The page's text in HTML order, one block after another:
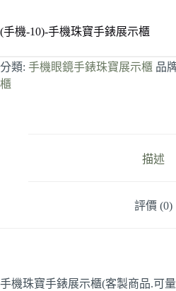
(手機-10)-手機珠寶手錶展示櫃
分類: 手機眼鏡手錶珠寶展示櫃 品
櫃
描述
評價 (0)
手機珠寶手錶展示櫃(客製商品.可